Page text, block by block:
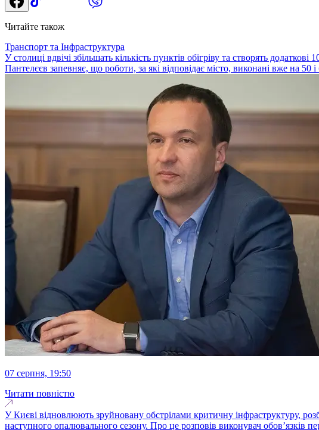
Читайте також
Транспорт та Інфраструктура
У столиці вдвічі збільшать кількість пунктів обігріву та створять
Пантелєєв запевняє, що роботи, за які відповідає місто, виконані вже на 50 і
07 серпня, 19:50
Читати повністю
У Києві відновлюють зруйновану обстрілами критичну інфраструктуру,
наступного опалювального сезону. Про це розповів виконувач обовʼязків